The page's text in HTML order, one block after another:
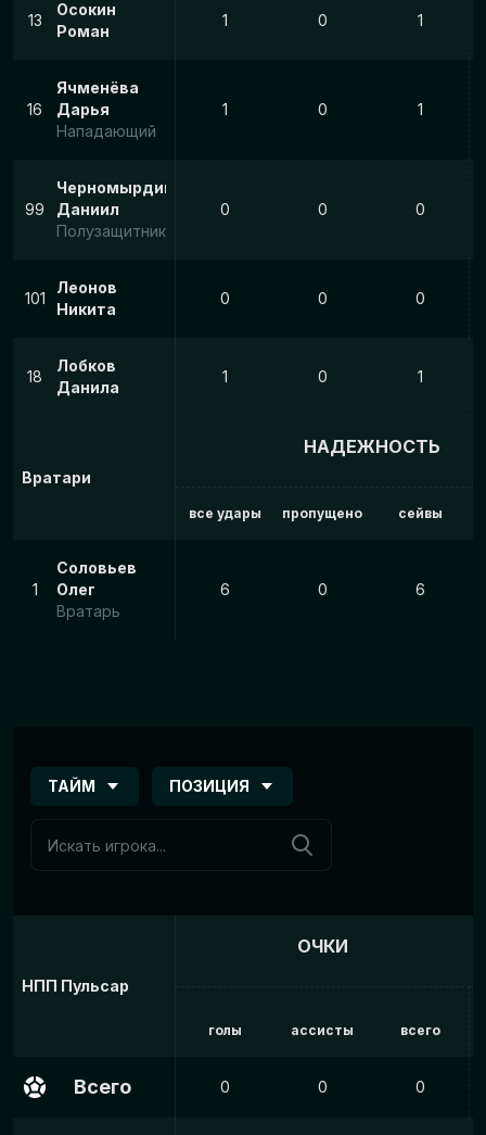
13
Осокин
Роман
1 0 1
16
Ячменёва
Дарья
Нападающий
1 0 1
99
Черномырдин
Даниил
Полузащитник
0 0 0
101
Леонов
Никита
0 0 0
18
Лобков
Данила
1 0 1
Вратари
НАДЕЖНОСТЬ
все удары пропущено сейвы
1
Соловьев
Олег
Вратарь
6 0 6
ТАЙМ ПОЗИЦИЯ
НПП Пульсар
ОЧКИ
голы ассисты всего
Всего 0 0 0